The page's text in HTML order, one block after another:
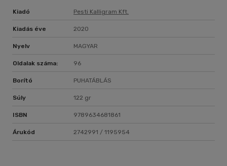
Kiadó Pesti Kalligram Kft.
Kiadás éve 2020
Nyelv MAGYAR
Oldalak száma: 96
Borító PUHATÁBLÁS
Súly 122 gr
ISBN 9789634681861
Árukód 2742991 / 1195954